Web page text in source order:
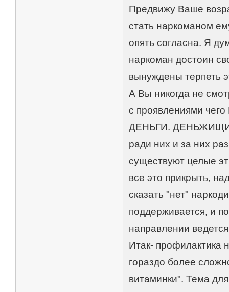
Предвижу Ваше
стать наркоманом
опять согласна. Я
наркоман достоин
вынуждены терпеть
А Вы никогда не
с проявлениями
ДЕНЬГИ. ДЕНЬЖИЩИ.
ради них и за них
существуют целые
все это прикрыть,
сказать "нет"
поддерживается, и
направлении
Итак- профилактика
гораздо более
витаминки". Тема